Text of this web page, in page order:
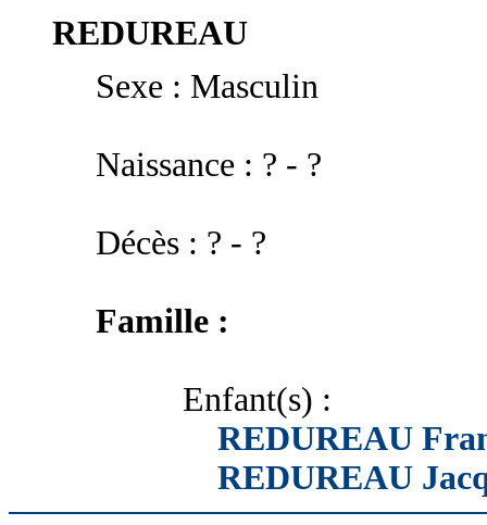
REDUREAU
Sexe : Masculin
Naissance : ? - ?
Décès : ? - ?
Famille :
Enfant(s) :
REDUREAU
REDUREAU